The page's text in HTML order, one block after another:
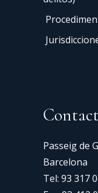
Passeig de
Barcelona
Tel: 93 317